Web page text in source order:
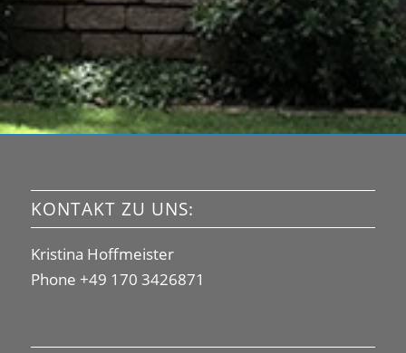
KONTAKT ZU UNS:
Kristina Hoffmeister
Phone +49 170 3426871